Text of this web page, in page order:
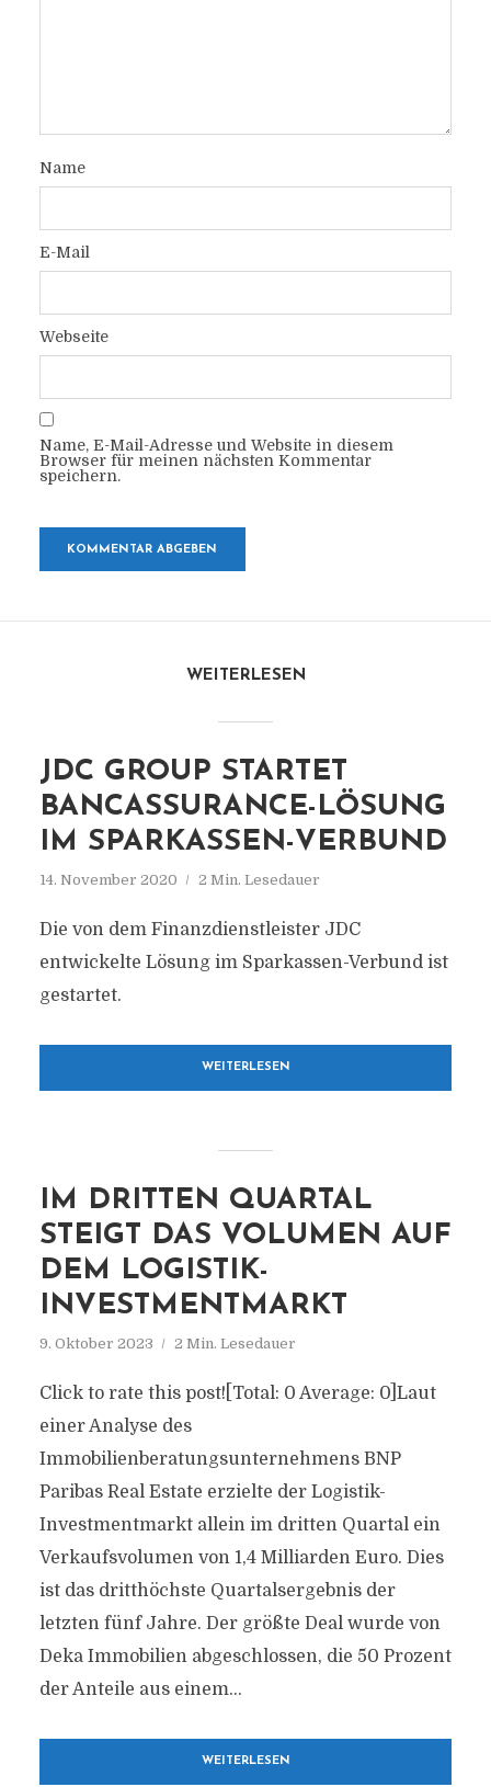
Name
E-Mail
Webseite
Name, E-Mail-Adresse und Website in diesem
Browser für meinen nächsten Kommentar
speichern.
WEITERLESEN
JDC GROUP STARTET
BANCASSURANCE-LÖSUNG
IM SPARKASSEN-VERBUND
14. November 2020 2 Min. Lesedauer
Die von dem Finanzdienstleister JDC
entwickelte Lösung im Sparkassen-Verbund ist
gestartet.
WEITERLESEN
IM DRITTEN QUARTAL
STEIGT DAS VOLUMEN AUF
DEM LOGISTIK-
INVESTMENTMARKT
9. Oktober 2023 2 Min. Lesedauer
Click to rate this post![Total: 0 Average: 0]Laut
einer Analyse des
Immobilienberatungsunternehmens BNP
Paribas Real Estate erzielte der Logistik-
Investmentmarkt allein im dritten Quartal ein
Verkaufsvolumen von 1,4 Milliarden Euro. Dies
ist das dritthöchste Quartalsergebnis der
letzten fünf Jahre. Der größte Deal wurde von
Deka Immobilien abgeschlossen, die 50 Prozent
der Anteile aus einem...
WEITERLESEN